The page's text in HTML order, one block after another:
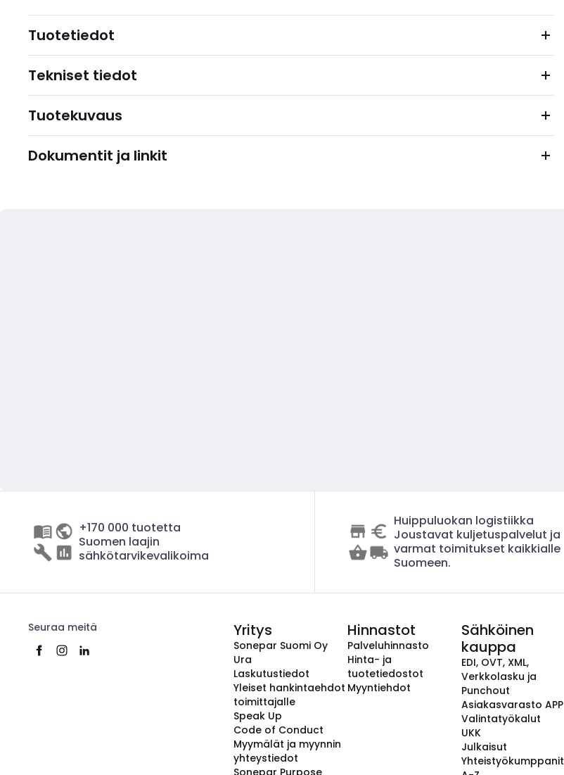
Tuotetiedot
Tekniset tiedot
Tuotekuvaus
Dokumentit ja linkit
+170 000 tuotetta
Suomen laajin
sähkötarvikevalikoima
Huippuluokan logistiikka
Joustavat kuljetuspalvelut ja
varmat toimitukset kaikkialle
Suomeen.
Seuraa meitä Yritys
Sonepar Suomi Oy
Ura
Laskutustiedot
Yleiset hankintaehdot
toimittajalle
Speak Up
Code of Conduct
Myymälät ja myynnin
yhteystiedot
Sonepar Purpose
Hinnastot
Palveluhinnasto
Hinta- ja
tuotetiedostot
Myyntiehdot
Sähköinen
kauppa
EDI, OVT, XML,
Verkkolasku ja
Punchout
Asiakasvarasto APP
Valintatyökalut
UKK
Julkaisut
Yhteistyökumppanit